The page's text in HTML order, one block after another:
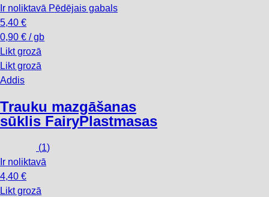
Ir noliktavā Pēdējais gabals
5,40 €
0,90 € / gb
Likt grozā
Likt grozā
Addis
Trauku mazgāšanas
sūklis FairyPlastmasas
(1)
Ir noliktavā
4,40 €
Likt grozā